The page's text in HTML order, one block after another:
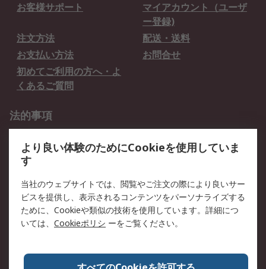
お客様サポート
マイアカウント（ユーザ
ー登録)
注文方法
配送・送料
お支払い方法
お問合せ
初めてご利用の方へ・よ
くあるご質問
法的事項
クッキーポリシー
RSについて
会社概要
採用情報
プレスリリース＆お知ら
コーポレートサイト
全世界のRS
RSの歴史
より良い体験のためにCookieを使用していま
す
当社のウェブサイトでは、閲覧やご注文の際により良いサー
ビスを提供し、表示されるコンテンツをパーソナライズする
ために、Cookieや類似の技術を使用しています。詳細につ
いては、 Cookieポリシ ーをご覧ください。